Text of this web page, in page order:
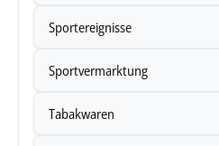
Sportereignisse
Sportvermarktung
Tabakwaren